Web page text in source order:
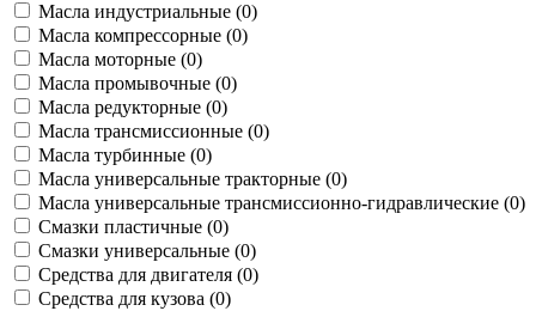
Масла индустриальные (0)
Масла компрессорные (0)
Масла моторные (0)
Масла промывочные (0)
Масла редукторные (0)
Масла трансмиссионные (0)
Масла турбинные (0)
Масла универсальные тракторные (0)
Масла универсальные трансмиссионно-гидравлические (0)
Смазки пластичные (0)
Смазки универсальные (0)
Средства для двигателя (0)
Средства для кузова (0)